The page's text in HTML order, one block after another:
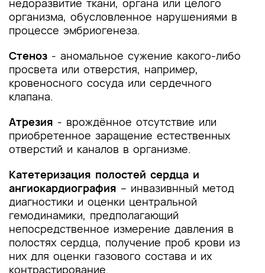
Приложение Г1-ГN. Шкалы оценки, вопросники
и другие оценочные инструменты состояния
пациента, приведенные в клинических
недоразвитие ткани, органа или целого
организма, обусловленное нарушениями в
процессе эмбриогенеза.
Стеноз - аномальное сужение какого-либо
просвета или отверстия, например,
кровеносного сосуда или сердечного
клапана.
Атрезия - врождённое отсутствие или
приобретенное заращение естественных
отверстий и каналов в организме.
Катетеризация полостей сердца и
ангиокардиография – инвазивнный метод
диагностики и оценки центральной
гемодинамики, предполагающий
непосредственное измерение давления в
полостях сердца, получение проб крови из
них для оценки газового состава и их
контрастирование.